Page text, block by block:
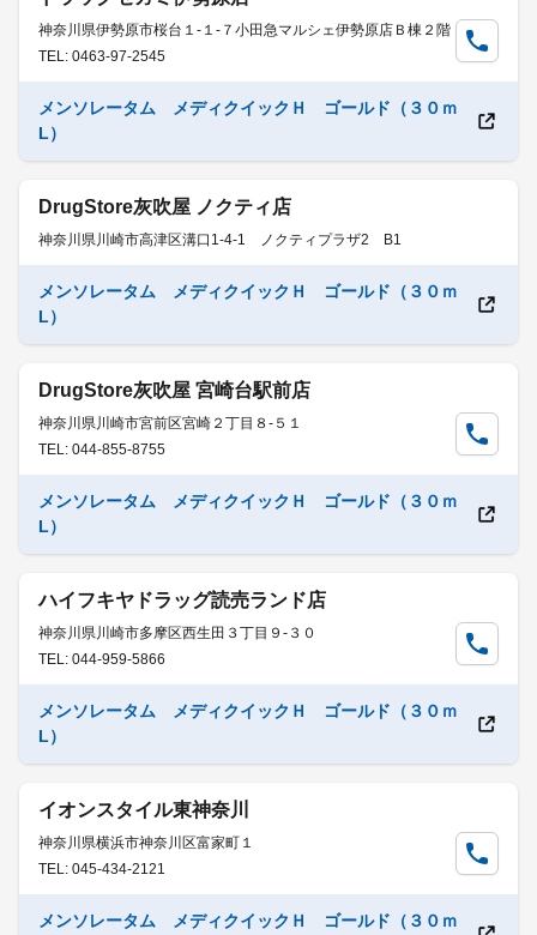
神奈川県伊勢原市桜台１-１-７小田急マルシェ伊勢原店Ｂ棟２階
TEL: 0463-97-2545
メンソレータム メディクイックＨ ゴールド（３０ｍ
L）
DrugStore灰吹屋 ノクティ店
神奈川県川崎市高津区溝口1-4-1 ノクティプラザ2 B1
メンソレータム メディクイックＨ ゴールド（３０ｍ
L）
DrugStore灰吹屋 宮崎台駅前店
神奈川県川崎市宮前区宮崎２丁目８-５１
TEL: 044-855-8755
メンソレータム メディクイックＨ ゴールド（３０ｍ
L）
ハイフキヤドラッグ読売ランド店
神奈川県川崎市多摩区西生田３丁目９-３０
TEL: 044-959-5866
メンソレータム メディクイックＨ ゴールド（３０ｍ
L）
イオンスタイル東神奈川
神奈川県横浜市神奈川区富家町１
TEL: 045-434-2121
メンソレータム メディクイックＨ ゴールド（３０ｍ